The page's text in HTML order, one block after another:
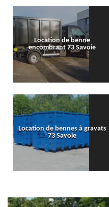
Location de benne
encombrant 73 Savoie
Location de bennes à gravats
73 Savoie